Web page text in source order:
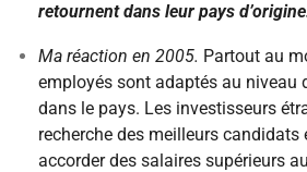
retournent dans leur pays
Ma réaction en 2005. Partout au
employés sont adaptés au niveau
dans le pays. Les investisseurs
recherche des meilleurs candidats
accorder des salaires supérieurs